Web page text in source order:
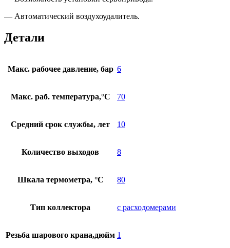
— Автоматический воздухоудалитель.
Детали
Макс. рабочее давление, бар 6
Макс. раб. температура,°С 70
Средний срок службы, лет 10
Количество выходов 8
Шкала термометра, °С 80
Тип коллектора с расходомерами
Резьба шарового крана,дюйм 1